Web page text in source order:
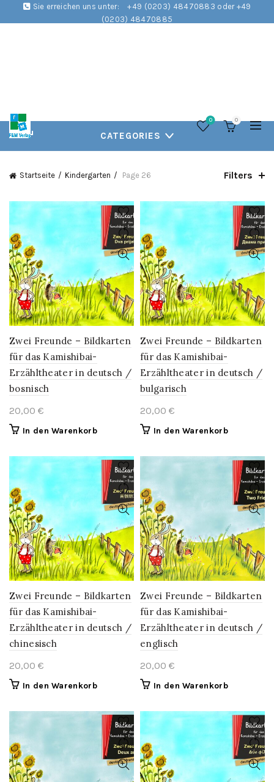
Sie erreichen uns unter:
+49 (0203) 48470883 oder +49
(0203) 48470885
0 0
CATEGORIES
Startseite Kindergarten Page 26 Filters
Zwei Freunde – Bildkarten
für das Kamishibai-
Erzähltheater in deutsch /
bosnisch
20,00 €
In den Warenkorb
Zwei Freunde – Bildkarten
für das Kamishibai-
Erzähltheater in deutsch /
bulgarisch
20,00 €
In den Warenkorb
Zwei Freunde – Bildkarten
für das Kamishibai-
Erzähltheater in deutsch /
chinesisch
20,00 €
In den Warenkorb
Zwei Freunde – Bildkarten
für das Kamishibai-
Erzähltheater in deutsch /
englisch
20,00 €
In den Warenkorb